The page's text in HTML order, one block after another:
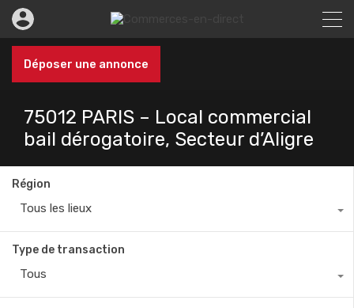
Déposer une annonce
75012 PARIS – Local commercial
bail dérogatoire, Secteur d’Aligre
Région
Tous les lieux
Type de transaction
Tous